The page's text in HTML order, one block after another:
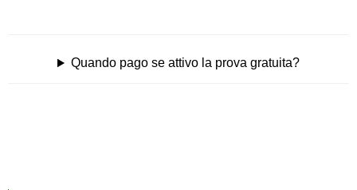
Quando pago se attivo la prova gratuita?